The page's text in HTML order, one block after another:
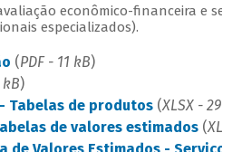
(avaliação econômico-financeira e
especializados).
(PDF - 11 kB)
kB)
- Tabelas de produtos(XLSX - 29 kB
de valores estimados(